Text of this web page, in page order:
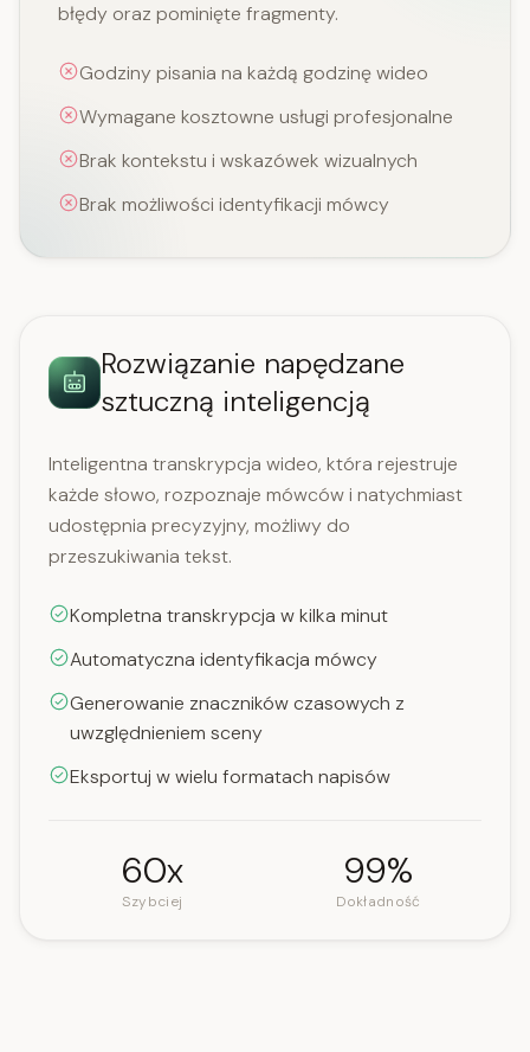
błędy oraz pominięte fragmenty.
Godziny pisania na każdą godzinę wideo
Wymagane kosztowne usługi profesjonalne
Brak kontekstu i wskazówek wizualnych
Brak możliwości identyfikacji mówcy
Rozwiązanie napędzane
sztuczną inteligencją
Inteligentna transkrypcja wideo, która rejestruje
każde słowo, rozpoznaje mówców i natychmiast
udostępnia precyzyjny, możliwy do
przeszukiwania tekst.
Kompletna transkrypcja w kilka minut
Automatyczna identyfikacja mówcy
Generowanie znaczników czasowych z
uwzględnieniem sceny
Eksportuj w wielu formatach napisów
60x
Szybciej
99%
Dokładność